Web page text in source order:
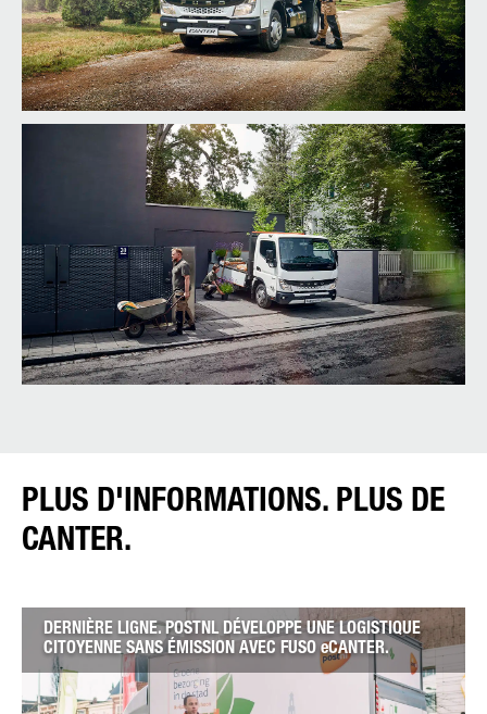
PLUS D'INFORMATIONS. PLUS DE
CANTER.
DERNIÈRE LIGNE. POSTNL DÉVELOPPE UNE LOGISTIQUE
CITOYENNE SANS ÉMISSION AVEC FUSO eCANTER.